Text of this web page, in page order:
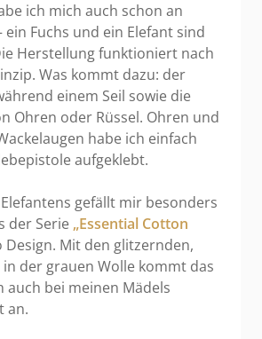
ich mich auch schon an
ein Fuchs und ein Elefant sind
Herstellung funktioniert nach
Was kommt dazu: der
einem Seil sowie die
Ohren oder Rüssel. Ohren und
habe ich einfach
aufgeklebt.
gefällt mir besonders
der Serie „Essential Cotton
Design. Mit den glitzernden,
der grauen Wolle kommt das
auch bei meinen Mädels
an.